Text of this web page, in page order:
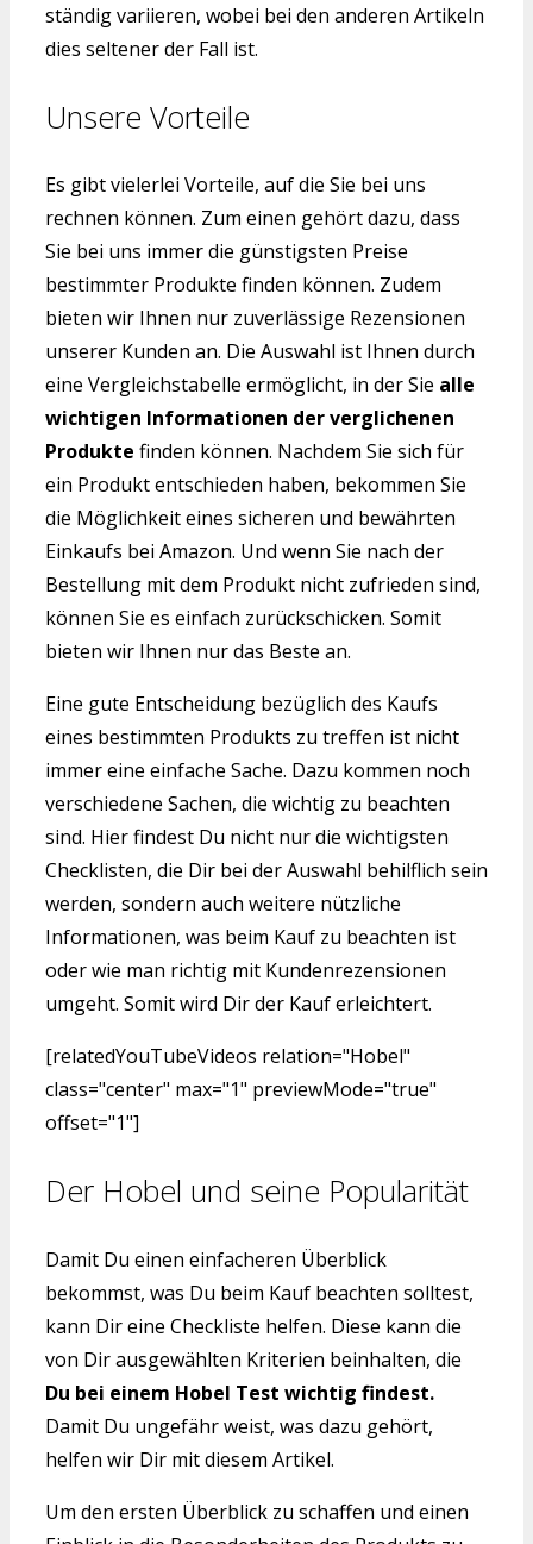
ständig variieren, wobei bei den anderen Artikeln
dies seltener der Fall ist.
Unsere Vorteile
Es gibt vielerlei Vorteile, auf die Sie bei uns
rechnen können. Zum einen gehört dazu, dass
Sie bei uns immer die günstigsten Preise
bestimmter Produkte finden können. Zudem
bieten wir Ihnen nur zuverlässige Rezensionen
unserer Kunden an. Die Auswahl ist Ihnen durch
eine Vergleichstabelle ermöglicht, in der Sie alle
wichtigen Informationen der verglichenen
Produkte finden können. Nachdem Sie sich für
ein Produkt entschieden haben, bekommen Sie
die Möglichkeit eines sicheren und bewährten
Einkaufs bei Amazon. Und wenn Sie nach der
Bestellung mit dem Produkt nicht zufrieden sind,
können Sie es einfach zurückschicken. Somit
bieten wir Ihnen nur das Beste an.
Eine gute Entscheidung bezüglich des Kaufs
eines bestimmten Produkts zu treffen ist nicht
immer eine einfache Sache. Dazu kommen noch
verschiedene Sachen, die wichtig zu beachten
sind. Hier findest Du nicht nur die wichtigsten
Checklisten, die Dir bei der Auswahl behilflich sein
werden, sondern auch weitere nützliche
Informationen, was beim Kauf zu beachten ist
oder wie man richtig mit Kundenrezensionen
umgeht. Somit wird Dir der Kauf erleichtert.
[relatedYouTubeVideos relation="Hobel"
class="center" max="1" previewMode="true"
offset="1"]
Der Hobel und seine Popularität
Damit Du einen einfacheren Überblick
bekommst, was Du beim Kauf beachten solltest,
kann Dir eine Checkliste helfen. Diese kann die
von Dir ausgewählten Kriterien beinhalten, die
Du bei einem Hobel Test wichtig findest.
Damit Du ungefähr weist, was dazu gehört,
helfen wir Dir mit diesem Artikel.
Um den ersten Überblick zu schaffen und einen